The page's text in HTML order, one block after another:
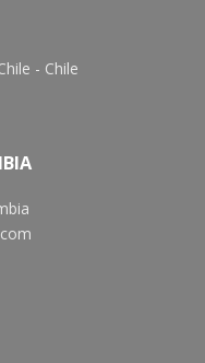
agua
- Chile